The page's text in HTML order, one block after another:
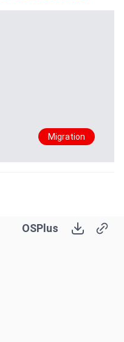
Migration
OSPlus